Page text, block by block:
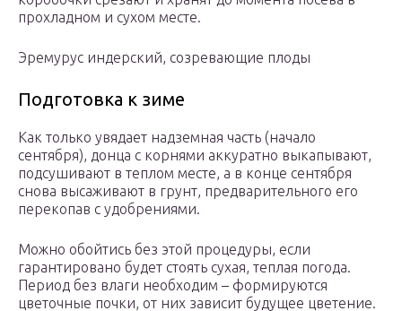
прохладном и сухом месте.
Эремурус индерский, созревающие плоды
Подготовка к зиме
Как только увядает надземная часть (начало
сентября), донца с корнями аккуратно выкапывают,
подсушивают в теплом месте, а в конце сентября
снова высаживают в грунт, предварительного его
перекопав с удобрениями.
Можно обойтись без этой процедуры, если
гарантировано будет стоять сухая, теплая погода.
Период без влаги необходим – формируются
цветочные почки, от них зависит будущее цветение.